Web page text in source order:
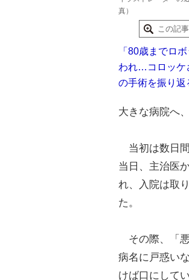
真）
この記
「80歳までロ
われ…コロッケ
の手術を振り返
大きな病院へ
当初は数日
当日、主治医
れ、入院は取
た。
その際、「
病名に戸惑い
けば口にして